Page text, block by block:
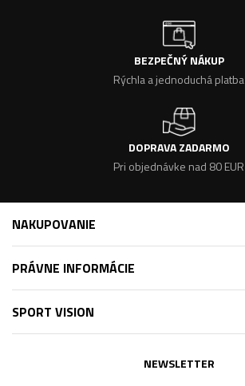
BEZPEČNÝ NÁKUP
Rýchla a jednoduchá platba
DOPRAVA ZADARMO
Pri objednávke nad 80 EUR
NAKUPOVANIE
PRÁVNE INFORMÁCIE
SPORT VISION
NEWSLETTER